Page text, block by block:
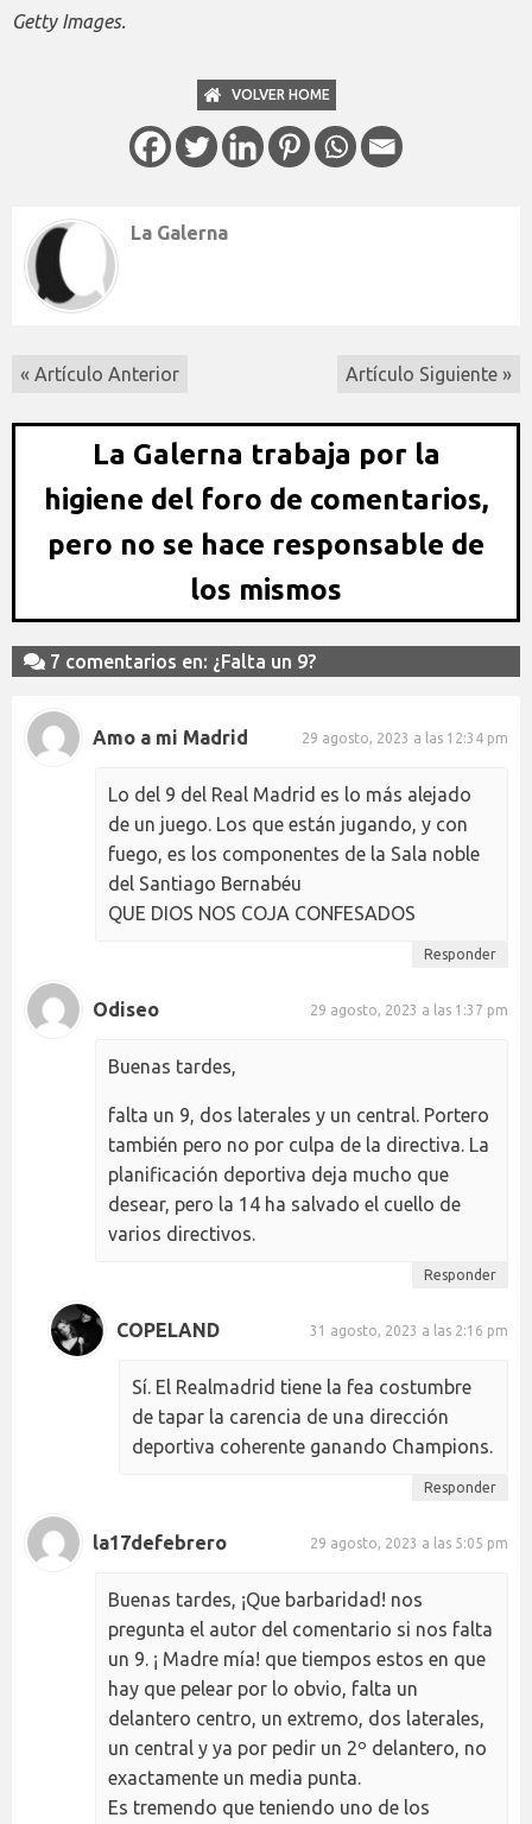
Getty Images.
VOLVER HOME
La Galerna
« Artículo Anterior Artículo Siguiente »
La Galerna trabaja por la
higiene del foro de comentarios,
pero no se hace responsable de
los mismos
7 comentarios en: ¿Falta un 9?
Amo a mi Madrid 29 agosto, 2023 a las 12:34 pm
Lo del 9 del Real Madrid es lo más alejado
de un juego. Los que están jugando, y con
fuego, es los componentes de la Sala noble
del Santiago Bernabéu
QUE DIOS NOS COJA CONFESADOS
Responder
Odiseo 29 agosto, 2023 a las 1:37 pm
Buenas tardes,
falta un 9, dos laterales y un central. Portero
también pero no por culpa de la directiva. La
planificación deportiva deja mucho que
desear, pero la 14 ha salvado el cuello de
varios directivos.
Responder
COPELAND 31 agosto, 2023 a las 2:16 pm
Sí. El Realmadrid tiene la fea costumbre
de tapar la carencia de una dirección
deportiva coherente ganando Champions.
Responder
la17defebrero 29 agosto, 2023 a las 5:05 pm
Buenas tardes, ¡Que barbaridad! nos
pregunta el autor del comentario si nos falta
un 9. ¡ Madre mía! que tiempos estos en que
hay que pelear por lo obvio, falta un
delantero centro, un extremo, dos laterales,
un central y ya por pedir un 2º delantero, no
exactamente un media punta.
Es tremendo que teniendo uno de los